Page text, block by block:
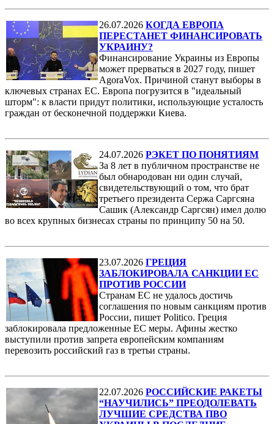
26.07.2026 КОГДА ЕВРОПА
ПЕРЕСТАНЕТ ФИНАНСИРОВАТЬ
УКРАИНУ?
Финансирование Украины из Европы
может прерваться в 2027 году, пишет
AgoraVox. Причиной станут выборы в
ключевых странах ЕС. Европа погрузится в "идеальный
шторм": к власти придут политики, использующие усталость
граждан от бесконечной поддержки Киева.
24.07.2026 РЭКЕТ ПО ПОНЯТИЯМ
За 8 лет в публичном пространстве не
был обнародован ни один случай,
свидетельствующий о том, что брат
третьего президента Сержа Саргсяна
Сашик (Александр Саргсян) имел долю
во всех крупных бизнесах страны по принципу 50 на 50.
23.07.2026 ГРЕЦИЯ
ЗАБЛОКИРОВАЛА САНКЦИИ ЕС
ПРОТИВ РОССИИ
Странам ЕС не удалось достичь
соглашения по новым санкциям против
России, пишет Politico. Греция
заблокировала предложенные ЕС меры. Афины жестко
выступили против запрета европейским компаниям
перевозить российский газ в третьи страны.
22.07.2026 РОССИЙСКИЕ РАКЕТЫ
“НАУЧИЛИСЬ” ПРЕОДОЛЕВАТЬ
ЛУЧШИЕ СРЕДСТВА ПВО